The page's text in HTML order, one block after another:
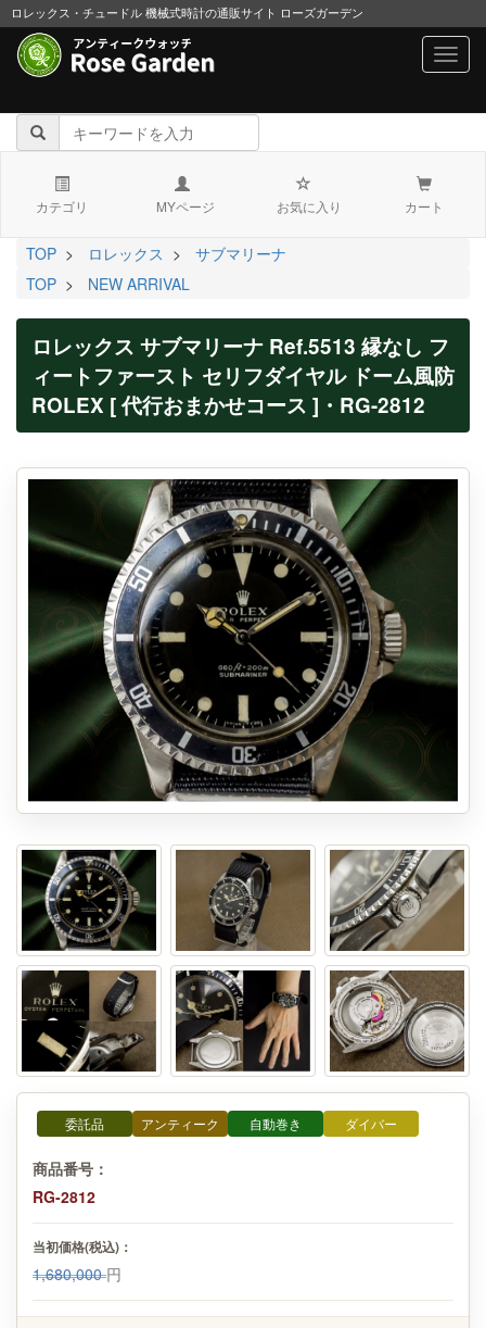
ロレックス・チュードル 機械式時計の通販サイト ローズガーデン
カテゴリ MYページ お気に入り カート
TOP > ロレックス >
サブマリーナ
TOP > NEW ARRIVAL
ロレックス サブマリーナ Ref.5513 縁なし フ
ィートファースト セリフダイヤル ドーム風防
ROLEX [ 代行おまかせコース ]・RG-2812
委託品 アンティーク 自動巻き ダイバー
商品番号：
RG-2812
当初価格(税込)：
1,680,000円